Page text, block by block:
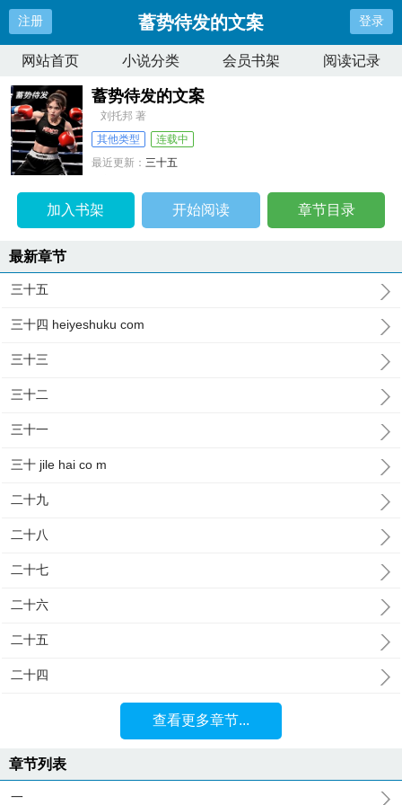
注册 蓄势待发的文案 登录
网站首页 小说分类 会员书架 阅读记录
蓄势待发的文案
刘托邦 著
其他类型
连载中
最近更新：三十五
加入书架 开始阅读 章节目录
最新章节
三十五
三十四 heiyeshuku com
三十三
三十二
三十一
三十 jile hai co m
二十九
二十八
二十七
二十六
二十五
二十四
查看更多章节...
章节列表
一